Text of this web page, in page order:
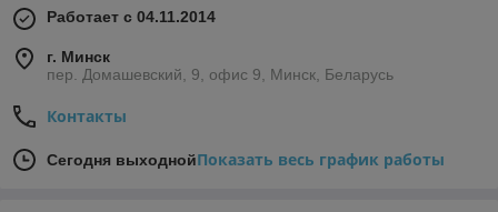
Работает с 04.11.2014
г. Минск
пер. Домашевский, 9, офис 9, Минск, Беларусь
Контакты
Сегодня выходнойПоказать весь график работы